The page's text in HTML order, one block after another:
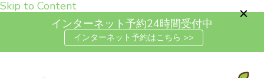
Skip to Content
インターネット予約24時間受付中
インターネット予約はこちら >>